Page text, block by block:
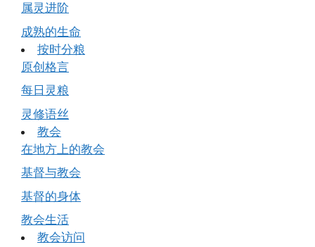
属灵进阶
成熟的生命
按时分粮
原创格言
每日灵粮
灵修语丝
教会
在地方上的教会
基督与教会
基督的身体
教会生活
教会访问